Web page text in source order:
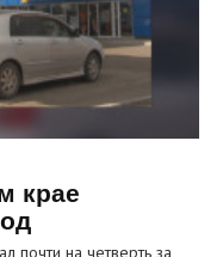
крае
почти на четверть за